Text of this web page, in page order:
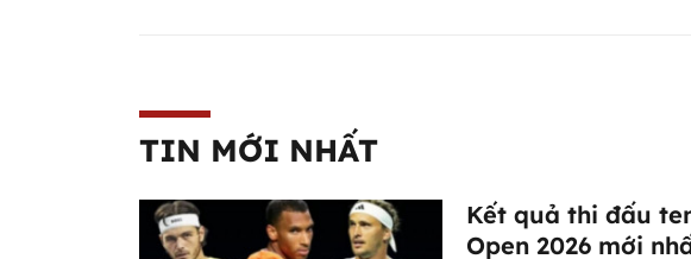
TIN MỚI NHẤT
Kết quả thi đấu
Open 2026 mới